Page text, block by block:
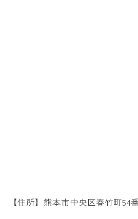
【住所】熊本市中央区春竹町54